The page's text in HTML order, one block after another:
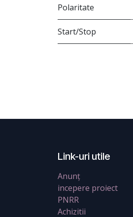
Polaritate
Start/Stop
Link-uri utile
Anunț
incepere proiect
PNRR
Achizitii